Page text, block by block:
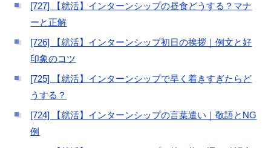
[727] 【就活】インターンシップの昼食どうする？マナ
ーと正解
[726] 【就活】インターンシップ初日の挨拶｜例文と好
印象のコツ
[725] 【就活】インターンシップで早く着きすぎたらど
うする？
[724] 【就活】インターンシップの言葉遣い｜敬語とNG
例